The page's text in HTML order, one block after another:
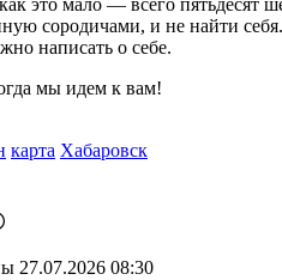
сородичами, и не найти
написать о себе.
мы идем к вам!
карта Хабаровск
27.07.2026 08:30